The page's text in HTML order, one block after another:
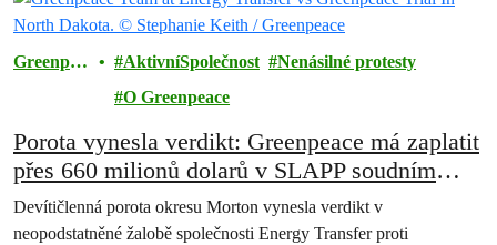
Greenpea
AktivníSpolečnost
Nenásilné protesty
O Greenpeace
Porota vynesla verdikt: Greenpeace má zaplatit
přes 660 milionů dolarů v SLAPP soudním
procesu vedeném Energy Transfer
Devítičlenná porota okresu Morton vynesla verdikt v
neopodstatněné žalobě společnosti Energy Transfer proti